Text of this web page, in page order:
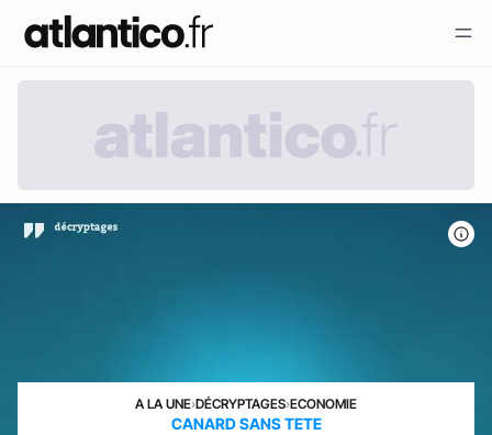
A LA UNE›DÉCRYPTAGES›ECONOMIE
CANARD SANS TETE